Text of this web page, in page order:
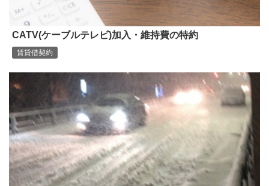
CATV(ケーブルテレビ)加入・維持費の特約
賃貸借契約